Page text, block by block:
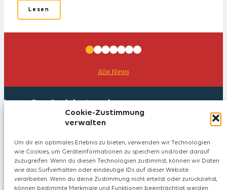
Cookie-Zustimmung
verwalten
Um dir ein optimales Erlebnis zu bieten, verwenden wir Technologien
wie Cookies, um Geräteinformationen zu speichern und/oder darauf
zuzugreifen. Wenn du diesen Technologien zustimmst, können wir Daten
wie das Surfverhalten oder eindeutige IDs auf dieser Website
verarbeiten. Wenn du deine Zustimmung nicht erteilst oder zurückziehst,
können bestimmte Merkmale und Funktionen beeinträchtigt werden.
Lesen
Alle News
Schweiz
Kontakt
Social Media
Facebook